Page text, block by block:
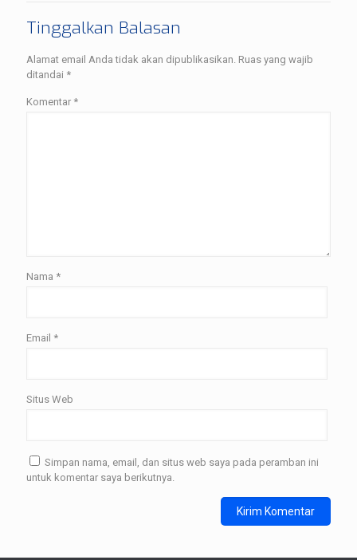
Tinggalkan Balasan
Alamat email Anda tidak akan dipublikasikan. Ruas yang wajib
ditandai *
Komentar *
Nama *
Email *
Situs Web
Simpan nama, email, dan situs web saya pada peramban ini
untuk komentar saya berikutnya.